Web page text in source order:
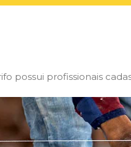
possui profissionais